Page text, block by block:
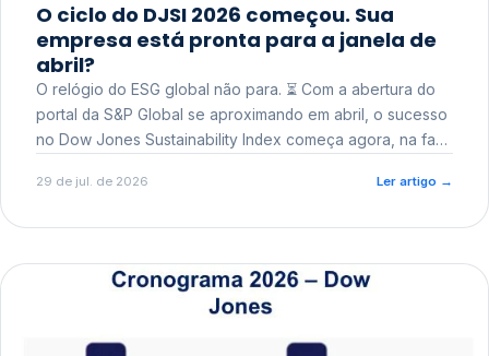
O ciclo do DJSI 2026 começou. Sua
empresa está pronta para a janela de
abril?
O relógio do ESG global não para. ⏳ Com a abertura do
portal da S&P Global se aproximando em abril, o sucesso
no Dow Jones Sustainability Index começa agora, na fase
29 de jul. de 2026 Ler artigo →